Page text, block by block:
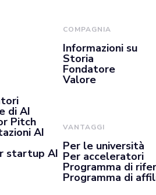
di AI
Pitch
AI
startup AI
COMPAGNIA
Informazioni su
Storia
Fondatore
Valore
VANTAGGI
Per le università
Per acceleratori
Programma di
Programma di